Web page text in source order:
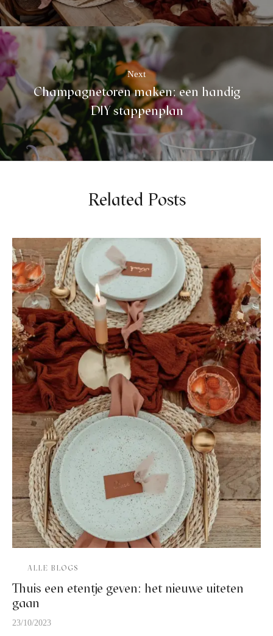
Next
Champagnetoren maken; een handig
DIY stappenplan
Related Posts
ALLE BLOGS
Thuis een etentje geven: het nieuwe uiteten
gaan
23/10/2023